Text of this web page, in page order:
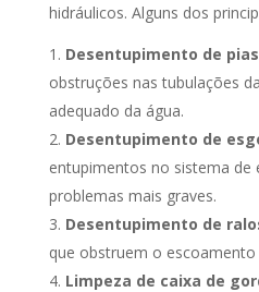
hidráulicos. Alguns dos
Desentupimento de
obstruções nas tubulações
adequado da água.
Desentupimento de
entupimentos no sistema de
problemas mais graves.
Desentupimento de
que obstruem o
Limpeza de caixa de